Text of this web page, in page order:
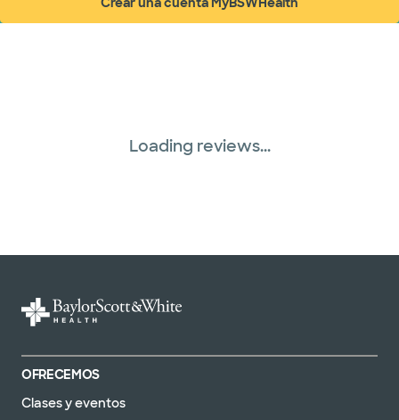
(abre en ventana nueva)
Loading reviews...
OFRECEMOS
Clases y eventos